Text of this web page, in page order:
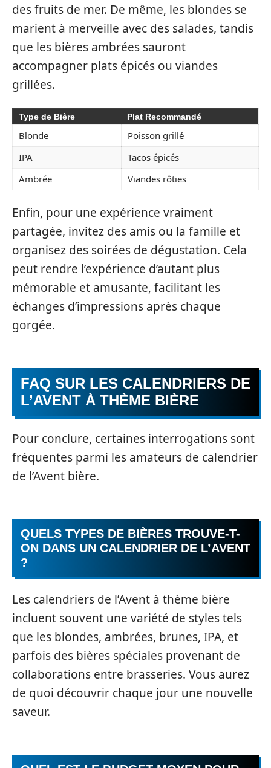
des fruits de mer. De même, les blondes se
marient à merveille avec des salades, tandis
que les bières ambrées sauront
accompagner plats épicés ou viandes
grillées.
Type de Bière Plat Recommandé
Blonde
Poisson grillé
IPA
Tacos épicés
Ambrée
Viandes rôties
Enfin, pour une expérience vraiment
partagée, invitez des amis ou la famille et
organisez des soirées de dégustation. Cela
peut rendre l’expérience d’autant plus
mémorable et amusante, facilitant les
échanges d’impressions après chaque
gorgée.
FAQ SUR LES CALENDRIERS DE
L’AVENT À THÈME BIÈRE
Pour conclure, certaines interrogations sont
fréquentes parmi les amateurs de calendrier
de l’Avent bière.
QUELS TYPES DE BIÈRES TROUVE-T-
ON DANS UN CALENDRIER DE L’AVENT
?
Les calendriers de l’Avent à thème bière
incluent souvent une variété de styles tels
que les blondes, ambrées, brunes, IPA, et
parfois des bières spéciales provenant de
collaborations entre brasseries. Vous aurez
de quoi découvrir chaque jour une nouvelle
saveur.